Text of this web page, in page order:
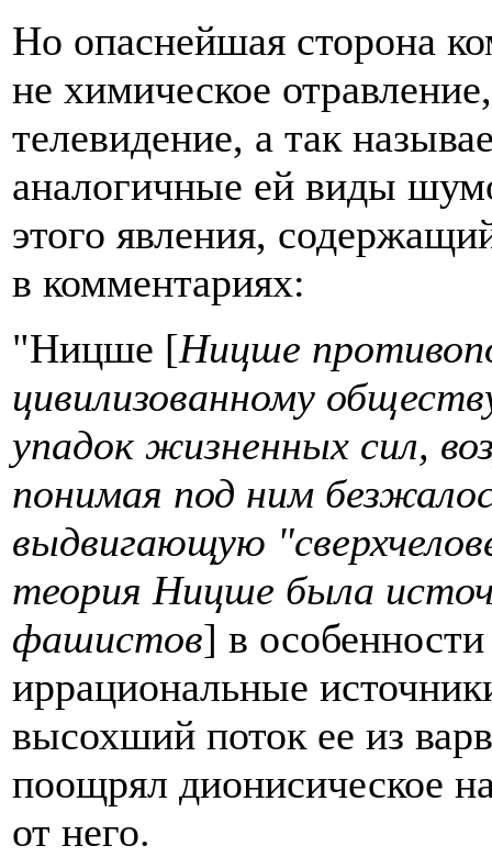
Но опаснейшая сторона
не химическое
телевидение, а так
аналогичные ей виды
этого явления,
в комментариях:
"Ницше [Ницше
цивилизованному
упадок жизненных сил,
понимая под ним
выдвигающую
теория Ницше была
фашистов] в
иррациональные
высохший поток ее из
поощрял дионисическое
от него.